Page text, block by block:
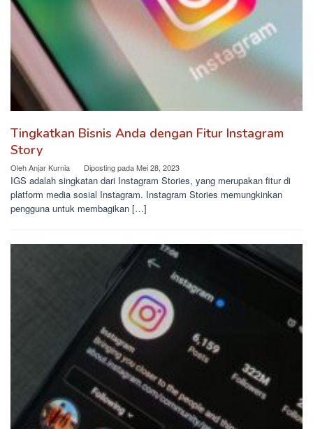
Tingkatkan Bisnis Anda dengan Fitur Instagram
Story
OlehAnjar Kurnia Diposting padaMei 28, 2023
IGS adalah singkatan dari Instagram Stories, yang merupakan fitur di
platform media sosial Instagram. Instagram Stories memungkinkan
pengguna untuk membagikan […]